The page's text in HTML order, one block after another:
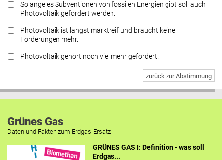
Solange es Subventionen von fossilen Energien gibt soll auch
Photovoltaik gefördert werden.
Photovoltaik ist längst marktreif und braucht keine
Förderungen mehr.
Photovoltaik gehört noch viel mehr gefördert.
zurück zur Abstimmung
Grünes Gas
Daten und Fakten zum Erdgas-Ersatz.
GRÜNES GAS I: Definition - was soll
Erdgas...